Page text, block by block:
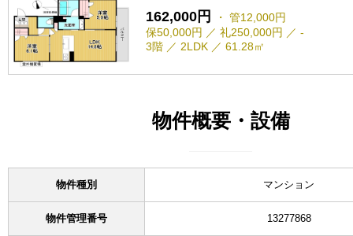
162,000円
・ 管12,000円
保50,000円 ／ 礼250,000円 ／ -
3階 ／ 2LDK ／ 61.28㎡
物件概要・設備
物件種別 マンション
物件管理番号 13277868